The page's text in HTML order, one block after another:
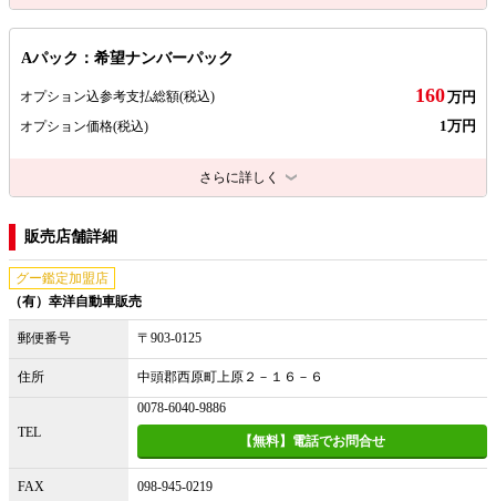
Aパック：希望ナンバーパック
オプション込参考支払総額(税込) 160万円
オプション価格(税込) 1万円
さらに詳しく
販売店舗詳細
グー鑑定加盟店
（有）幸洋自動車販売
郵便番号 〒903-0125
住所 中頭郡西原町上原２－１６－６
TEL
0078-6040-9886
【無料】電話でお問合せ
FAX 098-945-0219